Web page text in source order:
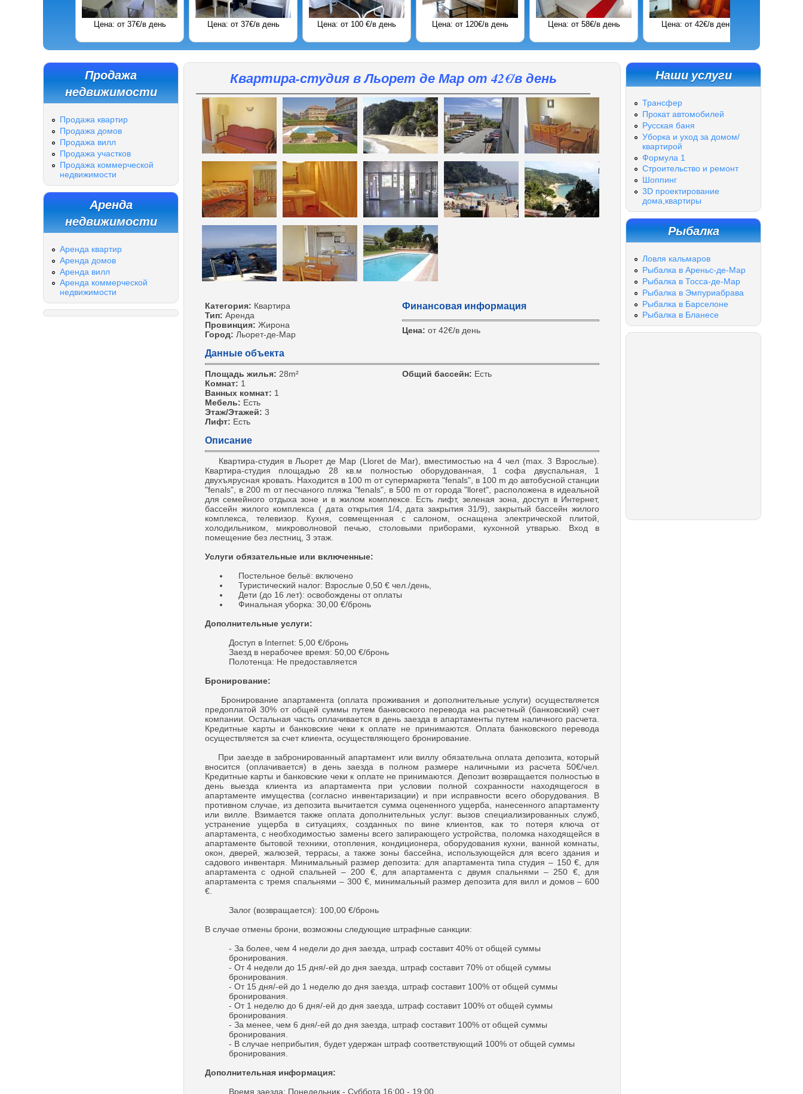
Цена: от 58€/в день Цена: от 42€/в день Цена: от 220 €/в день Цена: от 2200 евро/неделя Цена: от 400 евро/неделя Цена: от 90€/в день
Продажа
недвижимости
Продажа квартир
Продажа домов
Продажа вилл
Продажа участков
Продажа коммерческой
недвижимости
Аренда
недвижимости
Аренда квартир
Аренда домов
Аренда вилл
Аренда коммерческой
недвижимости
Квартира-студия в Льорет де Мар от 42€/в день
Категория: Квартира
Тип: Аренда
Провинция: Жирона
Город: Льорет-де-Мар
Финансовая информация
Цена: от 42€/в день
Данные объекта
Площадь жилья: 28m²
Комнат: 1
Ванных комнат: 1
Мебель: Есть
Этаж/Этажей: 3
Лифт: Есть
Общий бассейн: Есть
Описание
Квартира-студия в Льорет де Мар (Lloret de Mar), вместимостью на 4 чел (max. 3 Взрослые).
Квартира-студия площадью 28 кв.м полностью оборудованная, 1 софа двуспальная, 1
двухъярусная кровать. Находится в 100 m от супермаркета "fenals", в 100 m до автобусной станции
"fenals", в 200 m от песчаного пляжа "fenals", в 500 m от города "lloret", расположена в идеальной
для семейного отдыха зоне и в жилом комплексе. Есть лифт, зеленая зона, доступ в Интернет,
бассейн жилого комплекса ( дата открытия 1/4, дата закрытия 31/9), закрытый бассейн жилого
комплекса, телевизор. Кухня, совмещенная с салоном, оснащена электрической плитой,
холодильником, микроволновой печью, столовыми приборами, кухонной утварью. Вход в
помещение без лестниц, 3 этаж.
Услуги обязательные или включенные:
Постельное бельё: включено
Туристический налог: Взрослые 0,50 € чел./день,
Дети (до 16 лет): освобождены от оплаты
Финальная уборка: 30,00 €/бронь
Дополнительные услуги:
Доступ в Internet: 5,00 €/бронь
Заезд в нерабочее время: 50,00 €/бронь
Полотенца: Не предоставляется
Бронирование:
Бронирование апартамента (оплата проживания и дополнительные услуги) осуществляется
предоплатой 30% от общей суммы путем банковского перевода на расчетный (банковский) счет
компании. Остальная часть оплачивается в день заезда в апартаменты путем наличного расчета.
Кредитные карты и банковские чеки к оплате не принимаются. Оплата банковского перевода
осуществляется за счет клиента, осуществляющего бронирование.
При заезде в забронированный апартамент или виллу обязательна оплата депозита, который
вносится (оплачивается) в день заезда в полном размере наличными из расчета 50€/чел.
Кредитные карты и банковские чеки к оплате не принимаются. Депозит возвращается полностью в
день выезда клиента из апартамента при условии полной сохранности находящегося в
апартаменте имущества (согласно инвентаризации) и при исправности всего оборудования. В
противном случае, из депозита вычитается сумма оцененного ущерба, нанесенного апартаменту
или вилле. Взимается также оплата дополнительных услуг: вызов специализированных служб,
устранение ущерба в ситуациях, созданных по вине клиентов, как то потеря ключа от
апартамента, с необходимостью замены всего запирающего устройства, поломка находящейся в
апартаменте бытовой техники, отопления, кондиционера, оборудования кухни, ванной комнаты,
окон, дверей, жалюзей, террасы, а также зоны бассейна, использующейся для всего здания и
садового инвентаря. Минимальный размер депозита: для апартамента типа студия – 150 €, для
апартамента с одной спальней – 200 €, для апартамента с двумя спальнями – 250 €, для
апартамента с тремя спальнями – 300 €, минимальный размер депозита для вилл и домов – 600
€.
Залог (возвращается): 100,00 €/бронь
В случае отмены брони, возможны следующие штрафные санкции:
- За более, чем 4 недели до дня заезда, штраф составит 40% от общей суммы
бронирования.
- От 4 недели до 15 дня/-ей до дня заезда, штраф составит 70% от общей суммы
бронирования.
- От 15 дня/-ей до 1 неделю до дня заезда, штраф составит 100% от общей суммы
бронирования.
- От 1 неделю до 6 дня/-ей до дня заезда, штраф составит 100% от общей суммы
бронирования.
- За менее, чем 6 дня/-ей до дня заезда, штраф составит 100% от общей суммы
бронирования.
- В случае неприбытия, будет удержан штраф соответствующий 100% от общей суммы
бронирования.
Дополнительная информация:
Время заезда: Понедельник - Суббота 16:00 - 19:00
Наши услуги
Трансфер
Прокат автомобилей
Русская баня
Уборка и уход за домом/
квартирой
Формула 1
Строительство и ремонт
Шоппинг
3D проектирование
дома,квартиры
Рыбалка
Ловля кальмаров
Рыбалка в Ареньс-де-Мар
Рыбалка в Тосса-де-Мар
Рыбалка в Эмпуриабрава
Рыбалка в Барселоне
Рыбалка в Бланесе